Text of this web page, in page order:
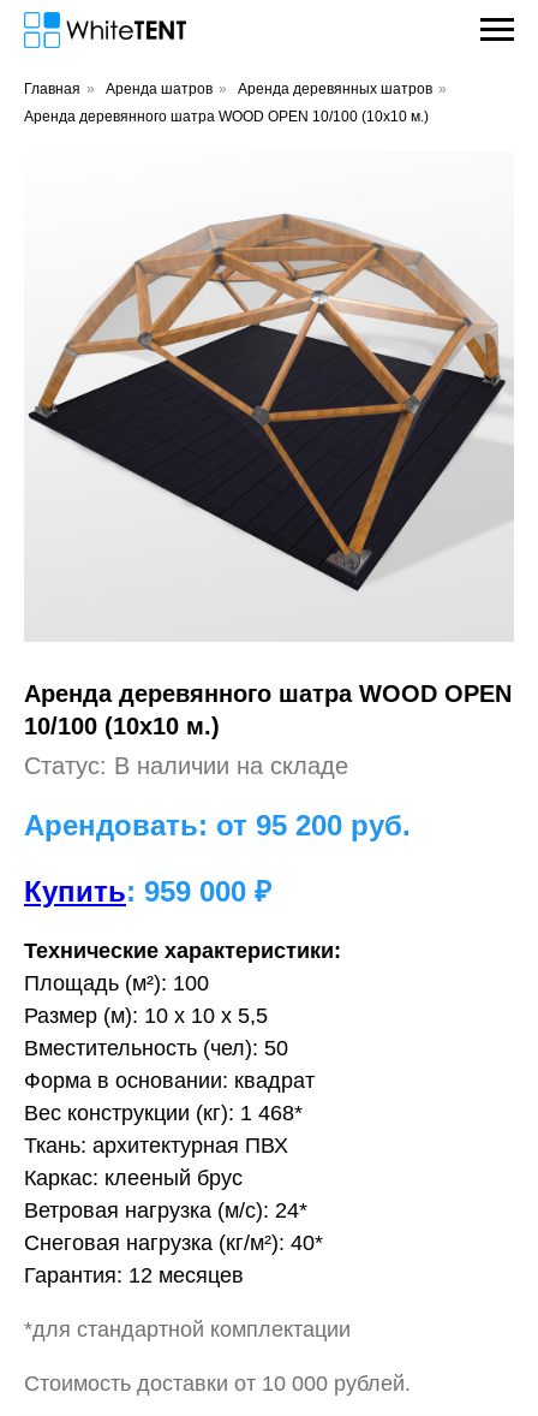
Главная » Аренда шатров » Аренда деревянных шатров »
Аренда деревянного шатра WOOD OPEN 10/100 (10х10 м.)
Аренда деревянного шатра WOOD OPEN
10/100 (10х10 м.)
Статус: В наличии на складе
Арендовать: от 95 200 руб.
Купить: 959 000 ₽
Технические характеристики:
Площадь (м²): 100
Размер (м): 10 х 10 х 5,5
Вместительность (чел): 50
Форма в основании: квадрат
Вес конструкции (кг): 1 468*
Ткань: архитектурная ПВХ
Каркас: клееный брус
Ветровая нагрузка (м/с): 24*
Снеговая нагрузка (кг/м²): 40*
Гарантия: 12 месяцев
*для стандартной комплектации
Стоимость доставки от 10 000 рублей.